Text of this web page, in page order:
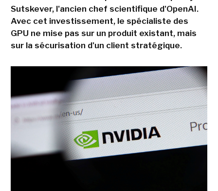
Sutskever, l'ancien chef scientifique d'OpenAI.
Avec cet investissement, le spécialiste des
GPU ne mise pas sur un produit existant, mais
sur la sécurisation d'un client stratégique.